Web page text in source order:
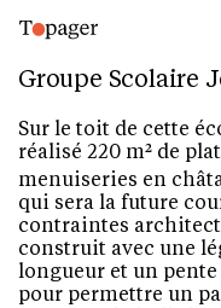
Groupe Scolaire
Sur le toit de cette
réalisé 220 m² de
menuiseries en
qui sera la future
contraintes
construit avec une
longueur et un pente
pour permettre un